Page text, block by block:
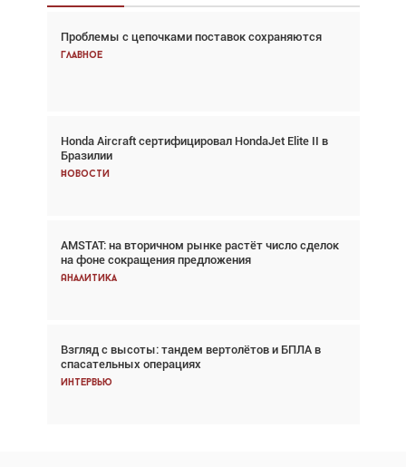
Проблемы с цепочками поставок сохраняются
Главное
Honda Aircraft сертифицировал HondaJet Elite II в
Бразилии
Новости
AMSTAT: на вторичном рынке растёт число сделок
на фоне сокращения предложения
Аналитика
Взгляд с высоты: тандем вертолётов и БПЛА в
спасательных операциях
Интервью
Взгляд с высоты: тандем вертолётов и БПЛА в
спасательных операциях
Авиационный фотограф Дэйв Кох: «Фотография
говорит сама за себя... а ИИ всё портит»
Новости
Проблемы с цепочками поставок сохраняются
Аналитика
Частный самолёт – это актив. Подходите к
покупке соответствующим образом
Интервью